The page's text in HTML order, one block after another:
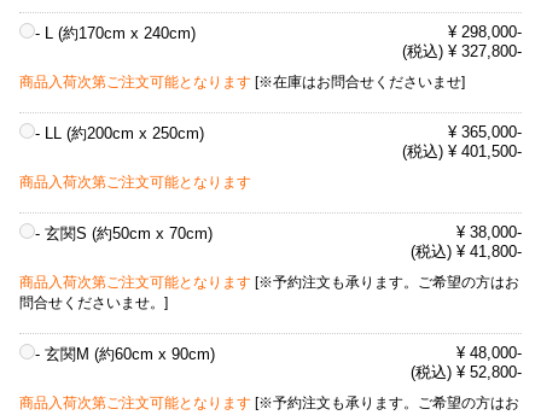
- L (約170cm x 240cm)
¥ 298,000-
(税込) ¥ 327,800-
商品入荷次第ご注文可能となります [※在庫はお問合せくださいませ]
- LL (約200cm x 250cm)
¥ 365,000-
(税込) ¥ 401,500-
商品入荷次第ご注文可能となります
- 玄関S (約50cm x 70cm)
¥ 38,000-
(税込) ¥ 41,800-
商品入荷次第ご注文可能となります [※予約注文も承ります。ご希望の方はお
問合せくださいませ。]
- 玄関M (約60cm x 90cm)
¥ 48,000-
(税込) ¥ 52,800-
商品入荷次第ご注文可能となります [※予約注文も承ります。ご希望の方はお